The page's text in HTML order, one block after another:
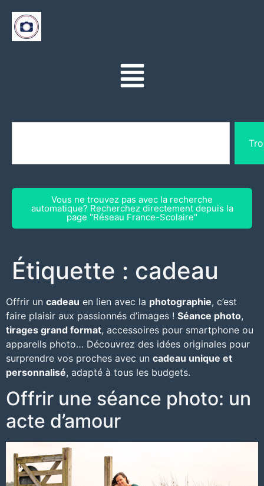
Vous ne trouvez pas avec la recherche
automatique? Recherchez directement depuis la
page "Réseau France-Scolaire"
Étiquette : cadeau
Offrir un cadeau en lien avec la photographie, c’est
faire plaisir aux passionnés d’images ! Séance photo,
tirages grand format, accessoires pour smartphone ou
appareils photo… Découvrez des idées originales pour
surprendre vos proches avec un cadeau unique et
personnalisé, adapté à tous les budgets.
Offrir une séance photo: un
acte d’amour